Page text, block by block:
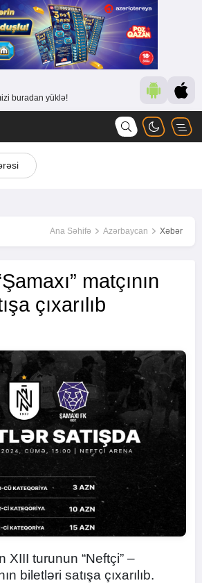
buradan yüklə!
Ana Səhifə Azərbaycan Xəbər
matçının
çıxarılıb
XIII turunun “Neftçi” –
biletləri satışa çıxarılıb.